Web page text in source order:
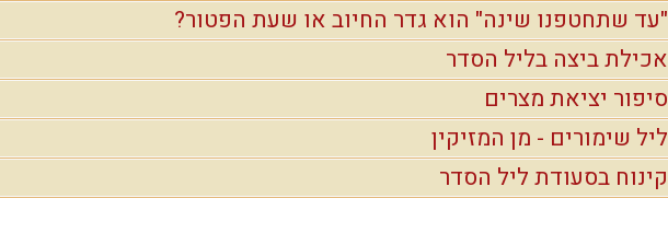
"עד שתחטפנו שינה" הוא גדר החיוב או שעת הפטור?
אכילת ביצה בליל הסדר
סיפור יציאת מצרים
ליל שימורים - מן המזיקין
קינוח בסעודת ליל הסדר